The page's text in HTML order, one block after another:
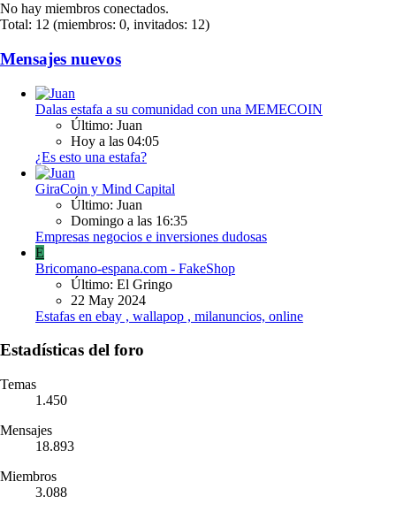
No hay miembros conectados.
Total: 12 (miembros: 0, invitados: 12)
Mensajes nuevos
Dalas estafa a su comunidad con una MEMECOIN
Último: Juan
Hoy a las 04:05
¿Es esto una estafa?
GiraCoin y Mind Capital
Último: Juan
Domingo a las 16:35
Empresas negocios e inversiones dudosas
E
Bricomano-espana.com - FakeShop
Último: El Gringo
22 May 2024
Estafas en ebay , wallapop , milanuncios, online
Estadísticas del foro
Temas
1.450
Mensajes
18.893
Miembros
3.088